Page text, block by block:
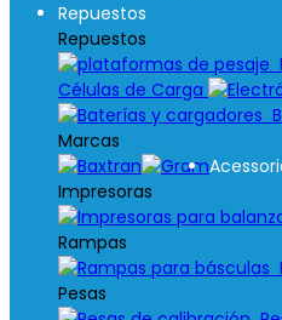
Repuestos
Repuestos
Células de Carga
Marcas
Impresoras
Rampas
Pesas